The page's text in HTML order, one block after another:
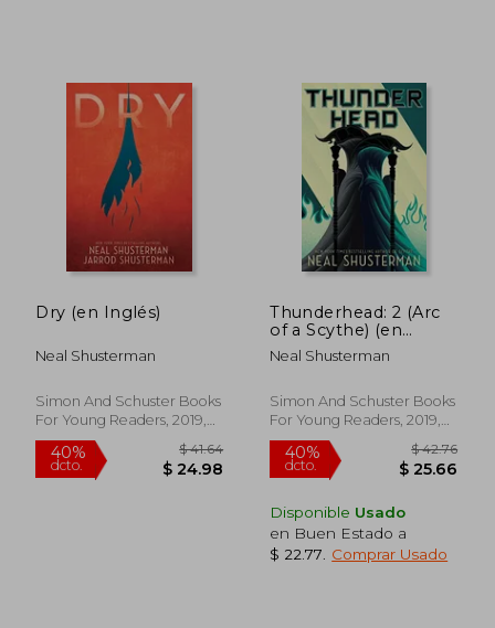
dcto.
45%
dcto.
Dry (en Inglés)
Neal Shusterman
Simon And Schuster Books
For Young Readers, 2019,
No Edición, Tapa Blanda,
Nuevo
Thunderhead: 2 (Arc
of a Scythe) (en
Inglés)
Neal Shusterman
Simon And Schuster Books
For Young Readers, 2019,
No Edición, Tapa Blanda,
Nuevo
Disponible Usado
en Buen Estado a
$ 22.77
Comprar Usado